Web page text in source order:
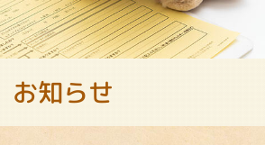
お知らせ